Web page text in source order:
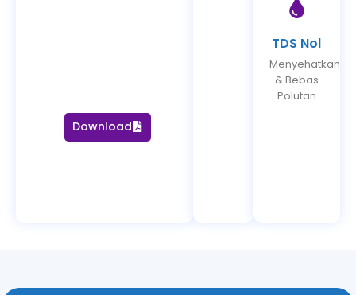
Download
TDS Nol
Menyehatkan
& Bebas
Polutan